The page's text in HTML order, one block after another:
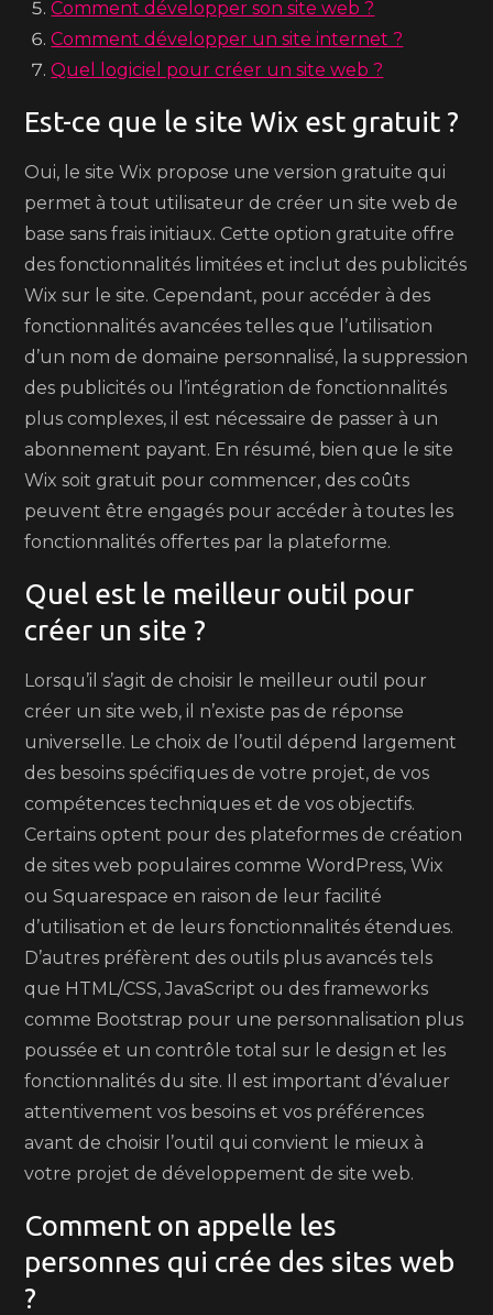
Comment développer son site web ?
Comment développer un site internet ?
Quel logiciel pour créer un site web ?
Est-ce que le site Wix est gratuit ?
Oui, le site Wix propose une version gratuite qui
permet à tout utilisateur de créer un site web de
base sans frais initiaux. Cette option gratuite offre
des fonctionnalités limitées et inclut des publicités
Wix sur le site. Cependant, pour accéder à des
fonctionnalités avancées telles que l’utilisation
d’un nom de domaine personnalisé, la suppression
des publicités ou l’intégration de fonctionnalités
plus complexes, il est nécessaire de passer à un
abonnement payant. En résumé, bien que le site
Wix soit gratuit pour commencer, des coûts
peuvent être engagés pour accéder à toutes les
fonctionnalités offertes par la plateforme.
Quel est le meilleur outil pour
créer un site ?
Lorsqu’il s’agit de choisir le meilleur outil pour
créer un site web, il n’existe pas de réponse
universelle. Le choix de l’outil dépend largement
des besoins spécifiques de votre projet, de vos
compétences techniques et de vos objectifs.
Certains optent pour des plateformes de création
de sites web populaires comme WordPress, Wix
ou Squarespace en raison de leur facilité
d’utilisation et de leurs fonctionnalités étendues.
D’autres préfèrent des outils plus avancés tels
que HTML/CSS, JavaScript ou des frameworks
comme Bootstrap pour une personnalisation plus
poussée et un contrôle total sur le design et les
fonctionnalités du site. Il est important d’évaluer
attentivement vos besoins et vos préférences
avant de choisir l’outil qui convient le mieux à
votre projet de développement de site web.
Comment on appelle les
personnes qui crée des sites web
?